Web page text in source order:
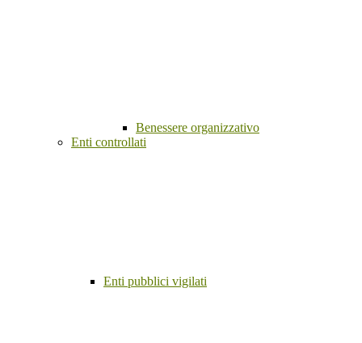
Benessere organizzativo
Enti controllati
Enti pubblici vigilati